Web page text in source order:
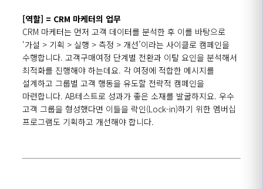
[역할] = CRM 마케터의 업무
CRM 마케터는 먼저 고객 데이터를 분석한 후 이를 바탕으로
‘가설 > 기획 > 실행 > 측정 > 개선’이라는 사이클로 캠페인을
수행합니다. 고객구매여정 단계별 전환과 이탈 요인을 분석해서
최적화를 진행해야 하는데요. 각 여정에 적합한 메시지를
설계하고 그룹별 고객 행동을 유도할 전략적 캠페인을
마련합니다. AB테스트로 성과가 좋은 소재를 발굴하지요. 우수
고객 그룹을 형성했다면 이들을 락인(Lock-in)하기 위한 멤버십
프로그램도 기획하고 개선해야 합니다.